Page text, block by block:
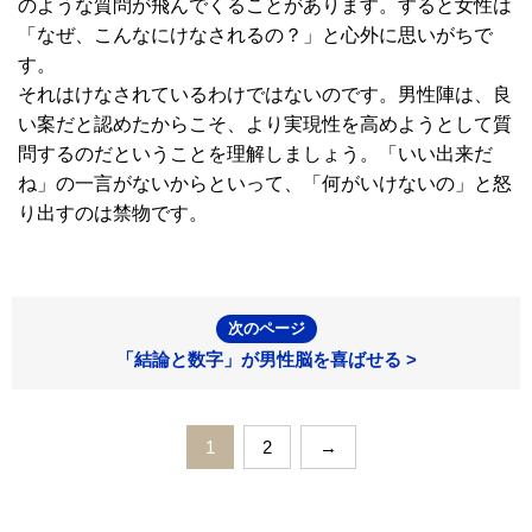
のような質問が飛んでくることがあります。すると女性は
「なぜ、こんなにけなされるの？」と心外に思いがちで
す。
それはけなされているわけではないのです。男性陣は、良
い案だと認めたからこそ、より実現性を高めようとして質
問するのだということを理解しましょう。「いい出来だ
ね」の一言がないからといって、「何がいけないの」と怒
り出すのは禁物です。
次のページ
「結論と数字」が男性脳を喜ばせる >
1 2 →